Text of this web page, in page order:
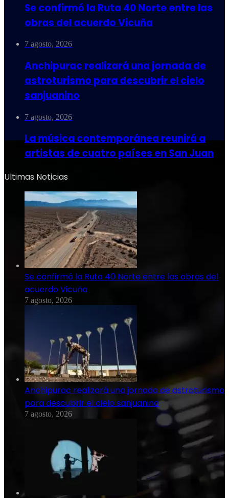
Se confirmó la Ruta 40 Norte entre las
obras del acuerdo Vicuña
7 agosto, 2026
Anchipurac realizará una jornada de
astroturismo para descubrir el cielo
sanjuanino
7 agosto, 2026
La música contemporánea reunirá a
artistas de cuatro países en San Juan
Ultimas Noticias
Se confirmó la Ruta 40 Norte entre las obras del
acuerdo Vicuña
7 agosto, 2026
Anchipurac realizará una jornada de astroturismo
para descubrir el cielo sanjuanino
7 agosto, 2026